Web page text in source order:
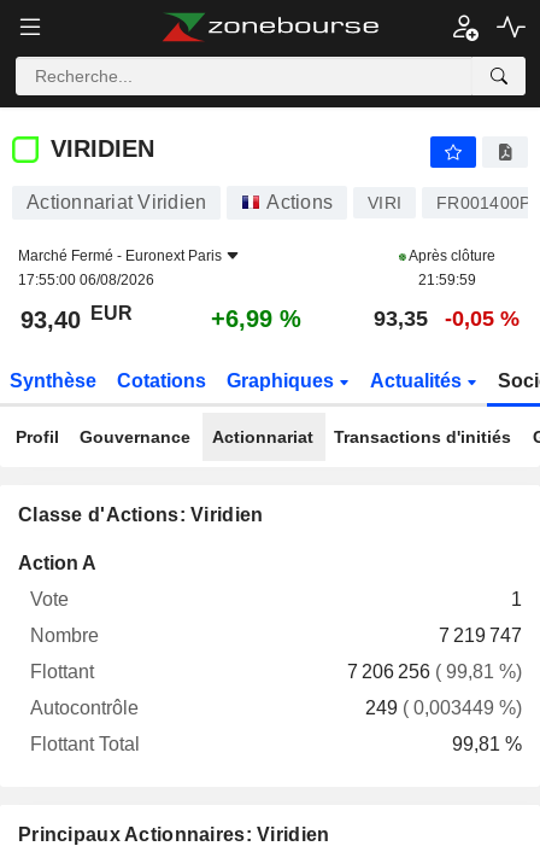
VIRIDIEN
VIRIDIEN
Actionnariat Viridien Actions VIRI
Marché Fermé - Euronext Paris
17:55:00 06/08/2026
Après clôture
21:59:59
93,40 EUR +6,99 % 93,35 -0,05 %
Synthèse Cotations Graphiques Actualités
Profil Gouvernance Actionnariat Transactions d'initiés
Classe d'Actions: Viridien
Action A
1
7 219 747
7 206 256 ( 99,81 %)
249 ( 0,003449 %)
99,81 %
Principaux Actionnaires: Viridien